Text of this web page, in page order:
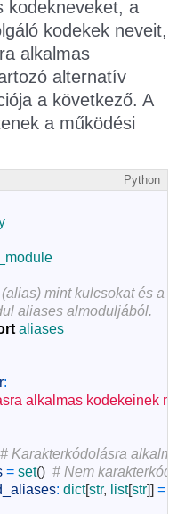
kodekneveket, a
kodekek neveit,
alkalmas
alternatív
a következő. A
a működési
Python
mint kulcsokat és a
aliases almoduljából.
aliases
:
alkalmas kodekeinek
# Karakterkódolásra
= set() # Nem
: dict[str, list[str]] =